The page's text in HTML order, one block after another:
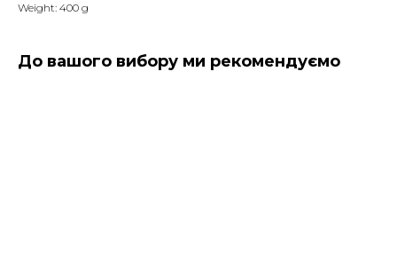
Weight: 400 g
До вашого вибору ми рекомендуємо